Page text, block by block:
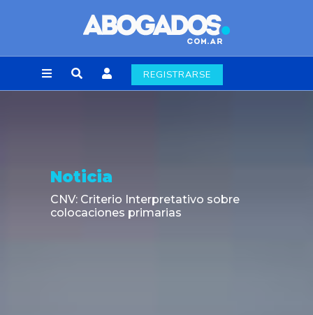
REGISTRARSE
Noticia
CNV: Criterio Interpretativo sobre
colocaciones primarias